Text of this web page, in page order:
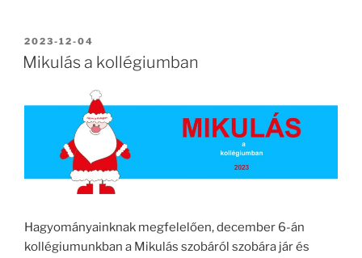
BEKÜLDVE:
2023-12-04
Mikulás a kollégiumban
Hagyományainknak megfelelően, december 6-án
kollégiumunkban a Mikulás szobáról szobára jár és